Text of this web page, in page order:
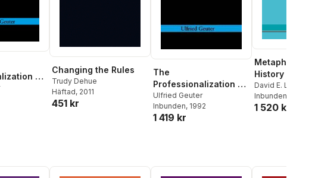
of
Nazi
Changing the Rules
Trudy Dehue
Häftad, 2011
451 kr
The
Professionalization of
Psychology in Nazi
Germany
Ulfried Geuter
Inbunden, 1992
1 419 kr
Metaphors in
History of
David E. Leary
Inbunden
1 520 kr